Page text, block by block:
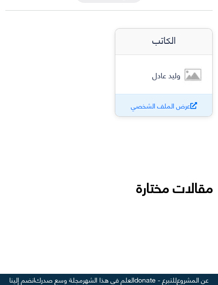
الكاتب
وليد عادل
عرض الملف الشخصي
مقالات مختارة
عن المشروعللتبرع - donate العلم في هذا الشهرمجلة وسع صدركانضم إلينا